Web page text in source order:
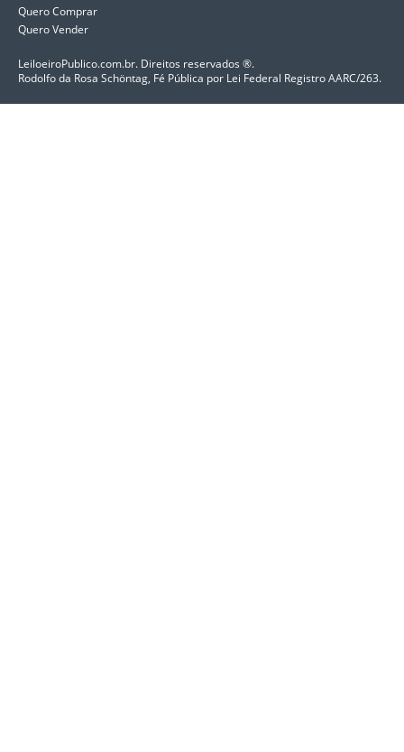
Quero Comprar
Quero Vender
LeiloeiroPublico.com.br. Direitos reservados ®.
Rodolfo da Rosa Schöntag, Fé Pública por Lei Federal Registro AARC/263.